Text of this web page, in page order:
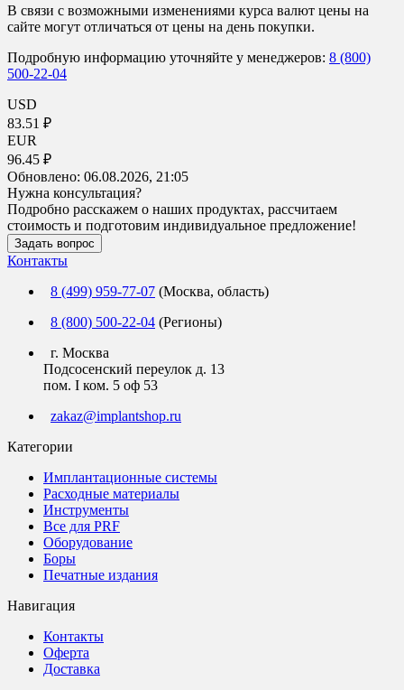
В связи с возможными изменениями курса валют цены на
сайте могут отличаться от цены на день покупки.
Подробную информацию уточняйте у менеджеров: 8 (800)
500-22-04
USD
83.51 ₽
EUR
96.45 ₽
Обновлено: 06.08.2026, 21:05
Нужна консультация?
Подробно расскажем о наших продуктах, рассчитаем
стоимость и подготовим индивидуальное предложение!
Задать вопрос
Контакты
8 (499) 959-77-07 (Москва, область)
8 (800) 500-22-04 (Регионы)
г. Москва
Подсосенский переулок д. 13
пом. I ком. 5 оф 53
zakaz@implantshop.ru
Категории
Имплантационные системы
Расходные материалы
Инструменты
Все для PRF
Оборудование
Боры
Печатные издания
Навигация
Контакты
Оферта
Доставка